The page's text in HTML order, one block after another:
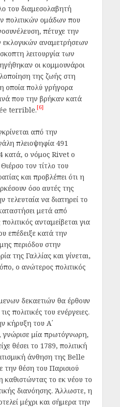
του διαμεσολαβητή
πολιτικών ομάδων που
πέτυχε την
αναμετρήσεων
λειτουργία των
οι κομμουνάροι
της ζωής στη
οποία πολύ γρήγορα
που την βρήκαν κατά
terrible.[6]
από την
πλειοψηφία 491
κατά, ο νόμος Rivet o
τον τίτλο του
και προβλέπει ότι η
όσο αυτές της
τελευταία να διατηρεί το
μετά από
ανταμείβεται για
επέδειξε κατά την
περιόδου στην
της Γαλλίας και γίνεται,
ο ανώτερος πολιτικός
δεκαετιών θα έρθουν
πολιτικές του ενέργειες.
κήρυξη του Α΄
μία πρωτόγνωρη,
θέσει το 1789, πολιτική
άνθηση της Belle
θέση του Παρισιού
καθιστώντας το εκ νέου το
διανόησης. Άλλωστε, η
μέχρι και σήμερα την